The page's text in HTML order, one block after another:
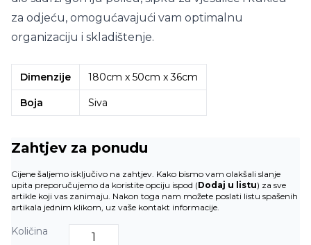
za odjeću, omogućavajući vam optimalnu
organizaciju i skladištenje.
Dimenzije 180cm x 50cm x 36cm
Boja Siva
Zahtjev za ponudu
Cijene šaljemo isključivo na zahtjev. Kako bismo vam olakšali slanje
upita preporučujemo da koristite opciju ispod (Dodaj u listu) za sve
artikle koji vas zanimaju. Nakon toga nam možete poslati listu spašenih
artikala jednim klikom, uz vaše kontakt informacije.
Količina